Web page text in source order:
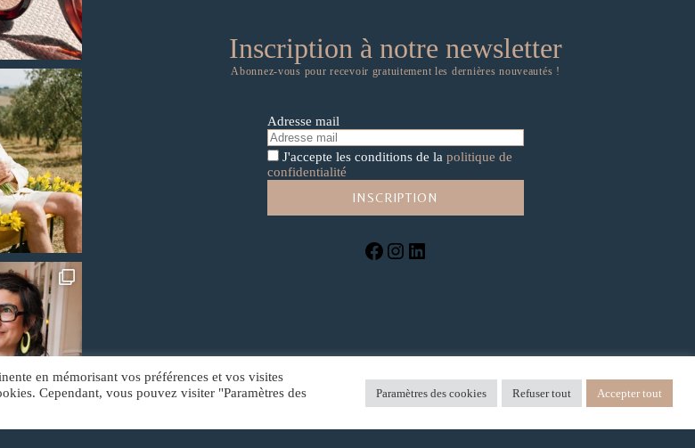
Inscription à notre newsletter
Abonnez-vous pour recevoir gratuitement les dernières nouveautés !
Adresse mail
J'accepte les conditions de la politique de
confidentialité
Facebook Instagram LinkedIn
x
en mémorisant vos préférences et vos visites
Cependant, vous pouvez visiter "Paramètres des
Paramètres des cookies Refuser tout Accepter tout